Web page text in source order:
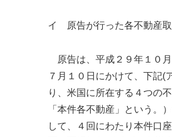
イ 原告が行った各不動産取
原告は、平成２９年１０
７月１０日にかけて、下記(
り、米国に所在する４つの
「本件各不動産」という。
して、４回にわたり本件口